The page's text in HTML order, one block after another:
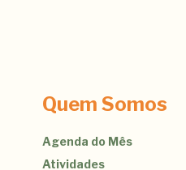
Quem Somos
Agenda do Mês
Atividades